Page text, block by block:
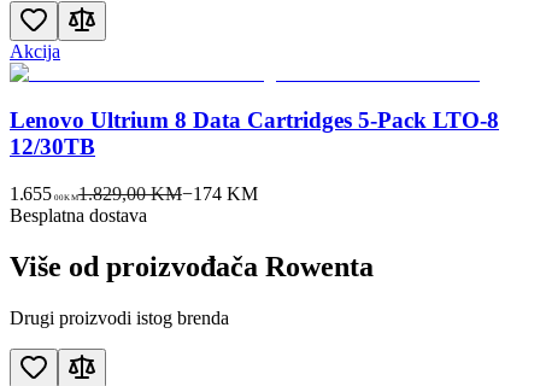
Akcija
Lenovo Ultrium 8 Data Cartridges 5-Pack LTO-8
12/30TB
1.655 00KM1.829,00 KM−174KM
Besplatna dostava
Više od proizvođača Rowenta
Drugi proizvodi istog brenda